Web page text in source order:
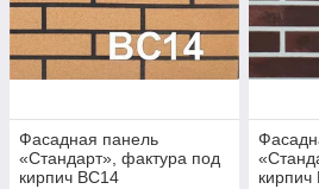
Фасадная панель
«Стандарт», фактура под
кирпич BC14
кирпич